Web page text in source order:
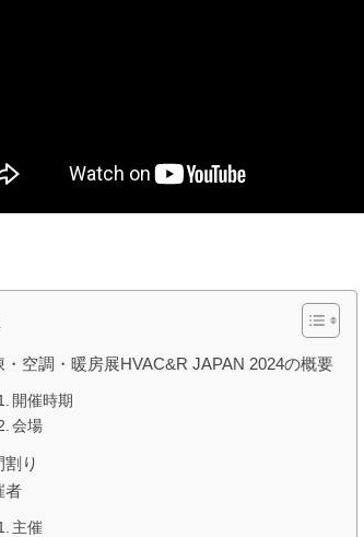
・空調・暖房展HVAC&R JAPAN 2024の概要
開催時期
会場
割り
者
主催